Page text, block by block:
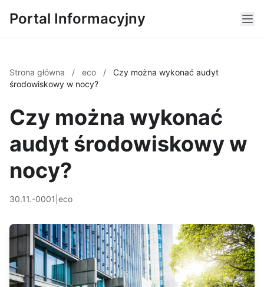
Portal Informacyjny
Strona główna / eco /
Czy można wykonać audyt
środowiskowy w nocy?
Czy można wykonać
audyt środowiskowy w
nocy?
30.11.-0001 eco